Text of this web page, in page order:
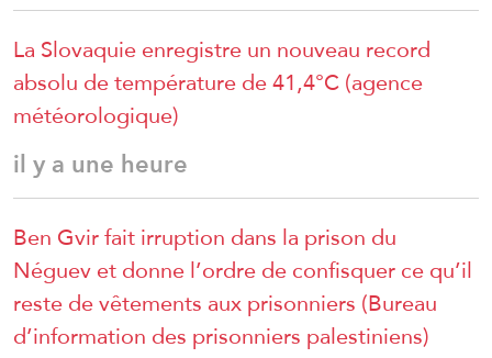
La Slovaquie enregistre un nouveau record
absolu de température de 41,4°C (agence
météorologique)
il y a une heure
Ben Gvir fait irruption dans la prison du
Néguev et donne l’ordre de confisquer ce qu’il
reste de vêtements aux prisonniers (Bureau
d’information des prisonniers palestiniens)